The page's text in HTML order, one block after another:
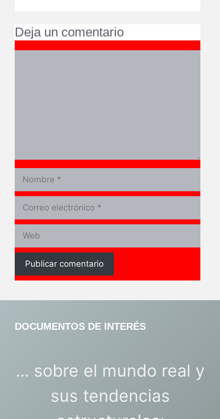
Deja un comentario
electrónico
DOCUMENTOS DE INTERÉS
... sobre el mundo real y
sus tendencias